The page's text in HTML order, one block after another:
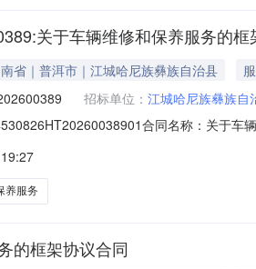
关于车辆维修和保养服务的框
省｜普洱市｜江城哈尼族彝族自治县
招标单位： 江城哈尼族彝族自
合同名称：关于车
理机构：进口产品审核前公示：采购公告
养服务
的框架协议合同